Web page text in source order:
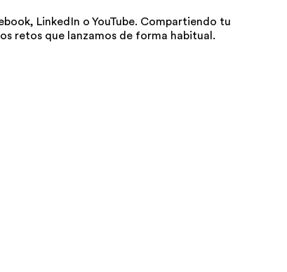
LinkedIn o YouTube. Compartiendo tu
retos que lanzamos de forma habitual.